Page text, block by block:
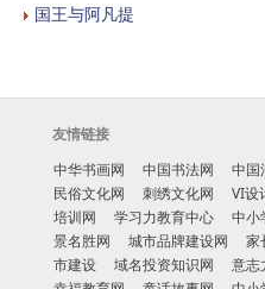
国王与阿凡提
友情链接
中华书画网
中国书法网 中国
民俗文化网
刺绣文化网 VI设
培训网
学习力教育中心 中小
景名胜网
城市品牌建设网 家
市建设
域名投资知识网 意志